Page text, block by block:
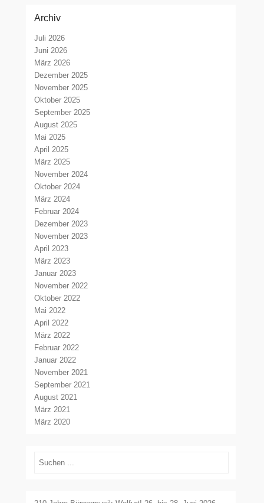
Archiv
Juli 2026
Juni 2026
März 2026
Dezember 2025
November 2025
Oktober 2025
September 2025
August 2025
Mai 2025
April 2025
März 2025
November 2024
Oktober 2024
März 2024
Februar 2024
Dezember 2023
November 2023
April 2023
März 2023
Januar 2023
November 2022
Oktober 2022
Mai 2022
April 2022
März 2022
Februar 2022
Januar 2022
November 2021
September 2021
August 2021
März 2021
März 2020
Suchen